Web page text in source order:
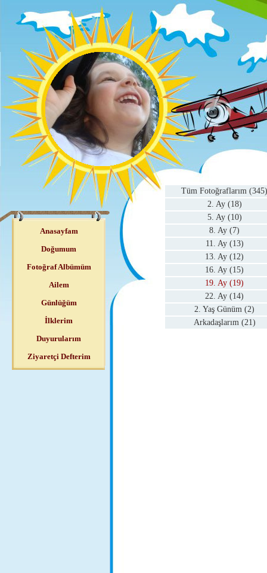
Anasayfam
Doğumum
Fotoğraf Albümüm
Ailem
Günlüğüm
İlklerim
Duyurularım
Ziyaretçi Defterim
Tüm Fotoğraflarım (345)
2. Ay (18)
5. Ay (10)
8. Ay (7)
11. Ay (13)
13. Ay (12)
16. Ay (15)
19. Ay (19)
22. Ay (14)
2. Yaş Günüm (2)
Arkadaşlarım (21)